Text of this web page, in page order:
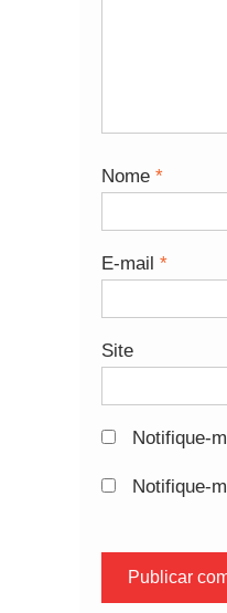
Nome *
E-mail *
Site
Notifique-
Notifique-